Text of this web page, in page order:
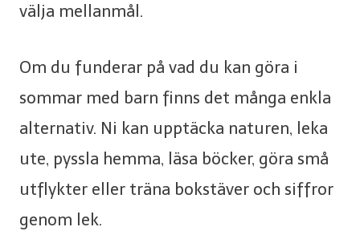
välja mellanmål.
Om du funderar på vad du kan göra i
sommar med barn finns det många enkla
alternativ. Ni kan upptäcka naturen, leka
ute, pyssla hemma, läsa böcker, göra små
utflykter eller träna bokstäver och siffror
genom lek.